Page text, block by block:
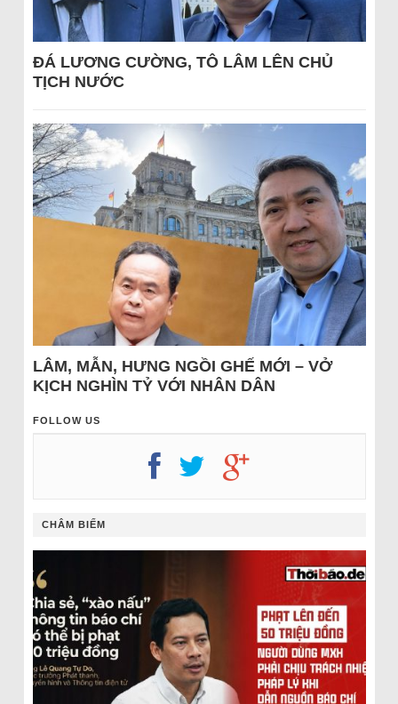
ĐÁ LƯƠNG CƯỜNG, TÔ LÂM LÊN CHỦ
TỊCH NƯỚC
LÂM, MẪN, HƯNG NGỒI GHẾ MỚI – VỞ
KỊCH NGHÌN TỶ VỚI NHÂN DÂN
FOLLOW US
CHÂM BIẾM